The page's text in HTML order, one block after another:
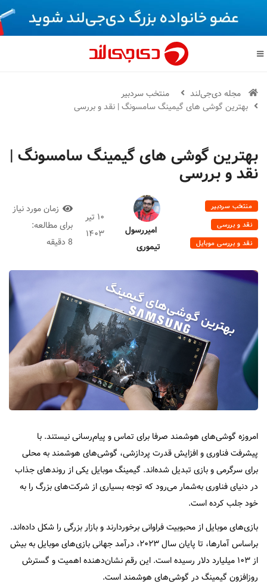
مجله دی‌جی‌لند
منتخب سردبیر
بهترین گوشی های گیمینگ سامسونگ | نقد و بررسی
بهترین گوشی های گیمینگ سامسونگ |
نقد و بررسی
منتخب سردبیر
نقد و بررسی
نقد و بررسی موبایل
امیررسول
تیموری
۱۰ تیر
۱۴۰۳
زمان مورد نیاز
برای مطالعه:
8 دقیقه
امروزه گوشی‌های هوشمند صرفا برای تماس و پیام‌رسانی نیستند. با
پیشرفت فناوری و افزایش قدرت پردازشی، گوشی‌های هوشمند به محلی
برای سرگرمی و بازی تبدیل شده‌اند. گیمینگ موبایل یکی از روندهای جذاب
در دنیای فناوری به‌شمار می‌رود که توجه بسیاری از شرکت‌های بزرگ را به
خود جلب کرده است.
بازی‌های موبایل از محبوبیت فراوانی برخوردارند و بازار بزرگی را شکل داده‌اند.
براساس آمارها، تا پایان سال ۲۰۲۳، درآمد جهانی بازی‌های موبایل به بیش
از ۱۰۳ میلیارد دلار رسیده است. این رقم نشان‌دهنده اهمیت و گسترش
روزافزون گیمینگ در گوشی‌های هوشمند است.